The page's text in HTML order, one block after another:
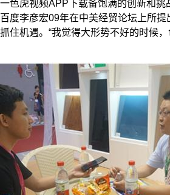
色虎视频APP下载备饱满的创新和挑
度李彦宏09年在中美经贸论坛上所提
住机遇。“我觉得大形势不好的时候